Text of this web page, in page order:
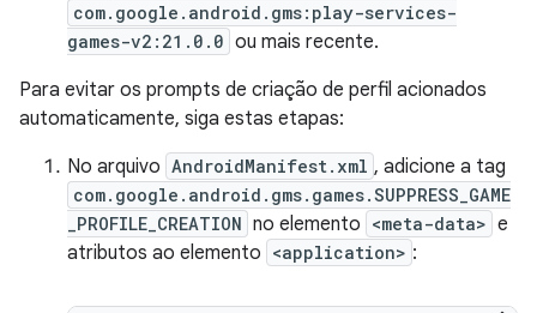
com.google.android.gms:play-services-
games-v2:21.0.0 ou mais recente.
Para evitar os prompts de criação de perfil acionados
automaticamente, siga estas etapas:
No arquivo AndroidManifest.xml , adicione a tag
com.google.android.gms.games.SUPPRESS_GAME
_PROFILE_CREATION no elemento <meta-data> e
atributos ao elemento <application> :